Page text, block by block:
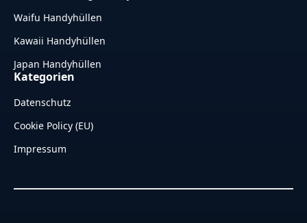
Waifu Handyhüllen
Kawaii Handyhüllen
Japan Handyhüllen
Kategorien
Datenschutz
Cookie Policy (EU)
Impressum